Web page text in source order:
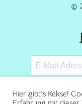
©
Hier gibt's Kekse!